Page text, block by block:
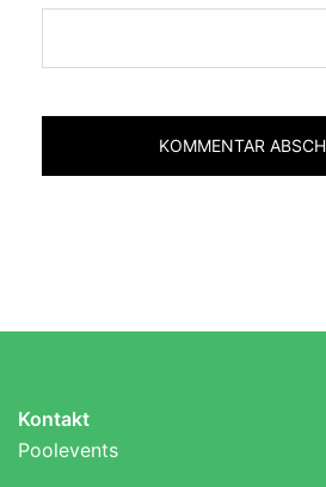
Kontakt
Poolevents